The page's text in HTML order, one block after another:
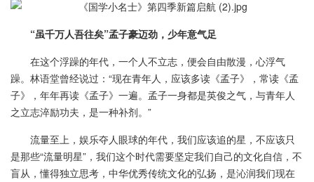
“虽千万人吾往矣”孟子豪迈劲，少年意气足
在这个浮躁的年代，一个人不立志，便会自由散漫，心浮气
躁。林语堂曾经说过：“现在青年人，应该多读《孟子》，常读《孟
子》，年年再读《孟子》一遍。孟子一身都是英俊之气，与青年人
之立志淬励功夫，是一种补剂。”
流量至上，娱乐夺人眼球的年代，我们应该追的星，不应该只
是那些“流量明星”，我们这个时代需要坚定我们自己的文化自信，不
盲从，懂得独立思考，中华优秀传统文化的弘扬，是沁润我们现在